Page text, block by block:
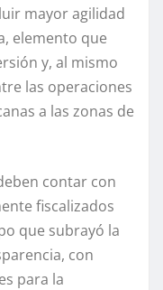
mayor agilidad
elemento que
y, al mismo
las operaciones
a las zonas de
contar con
fiscalizados
que subrayó la
con
para la